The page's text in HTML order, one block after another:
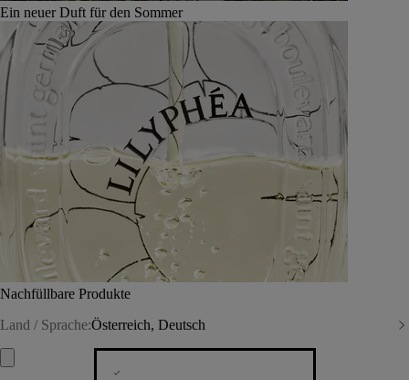
Ein neuer Duft für den Sommer
Nachfüllbare Produkte
Land / Sprache:Österreich, Deutsch